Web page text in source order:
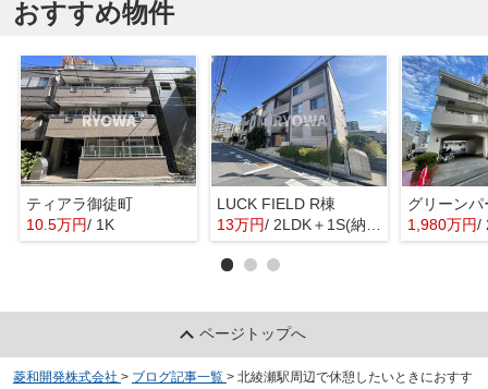
おすすめ物件
ティアラ御徒町
10.5万円/ 1K
LUCK FIELD R棟
13万円/ 2LDK＋1S(納戸)
グリーン
1,980万円/
ページトップへ
菱和開発株式会社 > ブログ記事一覧 > 北綾瀬駅周辺で休憩したいときにおすす